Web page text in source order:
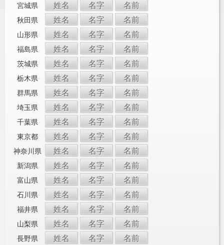
宮城県 姓名 名字 名前
秋田県 姓名 名字 名前
山形県 姓名 名字 名前
福島県 姓名 名字 名前
茨城県 姓名 名字 名前
栃木県 姓名 名字 名前
群馬県 姓名 名字 名前
埼玉県 姓名 名字 名前
千葉県 姓名 名字 名前
東京都 姓名 名字 名前
神奈川県 姓名 名字 名前
新潟県 姓名 名字 名前
富山県 姓名 名字 名前
石川県 姓名 名字 名前
福井県 姓名 名字 名前
山梨県 姓名 名字 名前
長野県 姓名 名字 名前